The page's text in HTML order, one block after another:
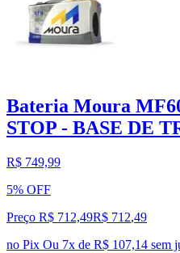
Bateria Moura
STOP - BASE DE
R$ 749,99
5% OFF
Preço R$ 712,49R$ 712,49
no Pix Ou 7x de R$ 107,14 sem